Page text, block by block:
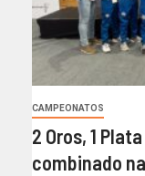
CAMPEONATOS
2 Oros, 1
combinado